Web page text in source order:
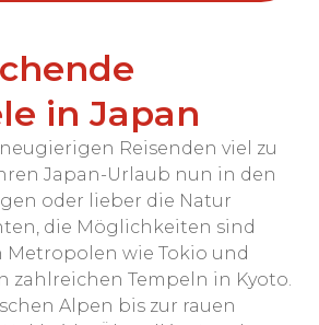
in Japan
Reisenden viel zu
Japan-Urlaub nun in den
oder lieber die Natur
die Möglichkeiten sind
Metropolen wie Tokio und
zahlreichen Tempeln in Kyoto.
Alpen bis zur rauen